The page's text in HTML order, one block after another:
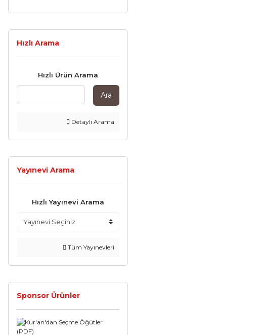
Hızlı Arama
Hızlı Ürün Arama
Ara
Detaylı Arama
Yayınevi Arama
Hızlı Yayınevi Arama
Tüm Yayınevleri
Sponsor Ürünler